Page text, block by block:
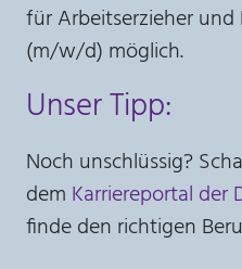
für Arbeitserzieher und
(m/w/d) möglich.
Unser Tipp:
Noch unschlüssig?
dem Karriereportal der
finde den richtigen